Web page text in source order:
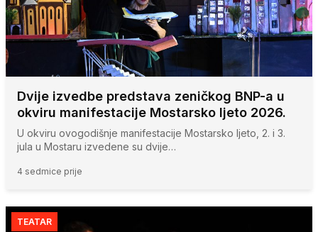
Dvije izvedbe predstava zeničkog BNP-a u
okviru manifestacije Mostarsko ljeto 2026.
U okviru ovogodišnje manifestacije Mostarsko ljeto, 2. i 3.
jula u Mostaru izvedene su dvije…
4 sedmice prije
TEATAR